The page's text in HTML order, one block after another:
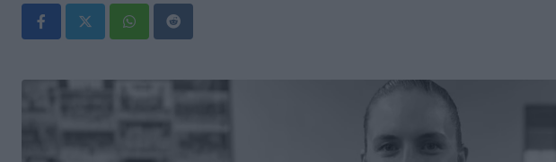
WhatsappReddit